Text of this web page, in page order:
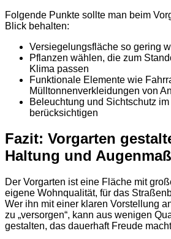
Folgende Punkte sollte man beim
Blick behalten:
Versiegelungsfläche so gering
Pflanzen wählen, die zum
Klima passen
Funktionale Elemente wie
Mülltonnenverkleidungen von
Beleuchtung und Sichtschutz
berücksichtigen
Fazit: Vorgarten
Haltung und Augenmaß
Der Vorgarten ist eine Fläche mit
eigene Wohnqualität, für das
Wer ihn mit einer klaren Vorstellung
zu „versorgen“, kann aus wenigen
gestalten, das dauerhaft Freude